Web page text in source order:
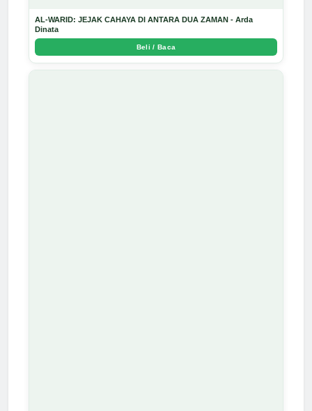
AL-WARID: JEJAK CAHAYA DI ANTARA DUA ZAMAN - Arda
Dinata
Beli / Baca